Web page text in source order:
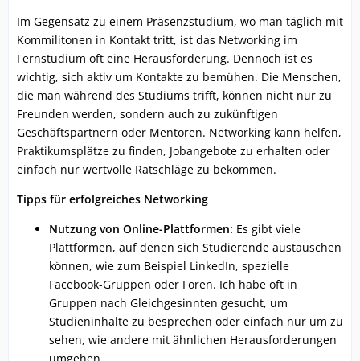
Im Gegensatz zu einem Präsenzstudium, wo man täglich mit
Kommilitonen in Kontakt tritt, ist das Networking im
Fernstudium oft eine Herausforderung. Dennoch ist es
wichtig, sich aktiv um Kontakte zu bemühen. Die Menschen,
die man während des Studiums trifft, können nicht nur zu
Freunden werden, sondern auch zu zukünftigen
Geschäftspartnern oder Mentoren. Networking kann helfen,
Praktikumsplätze zu finden, Jobangebote zu erhalten oder
einfach nur wertvolle Ratschläge zu bekommen.
Tipps für erfolgreiches Networking
Nutzung von Online-Plattformen: Es gibt viele
Plattformen, auf denen sich Studierende austauschen
können, wie zum Beispiel LinkedIn, spezielle
Facebook-Gruppen oder Foren. Ich habe oft in
Gruppen nach Gleichgesinnten gesucht, um
Studieninhalte zu besprechen oder einfach nur um zu
sehen, wie andere mit ähnlichen Herausforderungen